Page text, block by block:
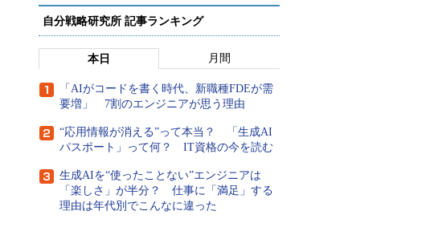
自分戦略研究所 記事ランキング
本日 月間
「AIがコードを書く時代、新職種FDEが需
要増」 7割のエンジニアが思う理由
“応用情報が消える”って本当？ 「生成AI
パスポート」って何？ IT資格の今を読む
生成AIを“使ったことない”エンジニアは
「楽しさ」が半分？ 仕事に「満足」する
理由は年代別でこんなに違った